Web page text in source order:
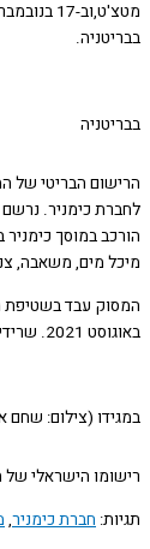
במוסך כימניר
מים, משאבה, צנרת
עבד בשטיפת
במנחת מגידו.
(צילום: שחם אלוני, יוני
הישראלי של המסוק בוטל ב-10
חברת כימניר,מסוק